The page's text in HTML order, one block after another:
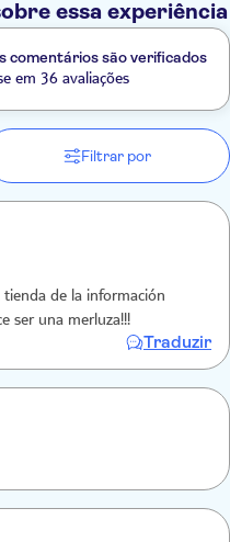
essa experiência
comentários são verificados
em 36 avaliações
Filtrar por
tienda de la información
ser una merluza!!!
Traduzir